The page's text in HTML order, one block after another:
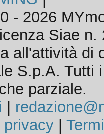
- 2026
Siae n.
all'attività di
S.p.A. Tutti
parziale.
privacy|